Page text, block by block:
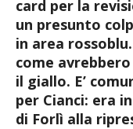
card per la
un presunto
in area
come
il giallo. E’
per Cianci: era
di Forlì alla